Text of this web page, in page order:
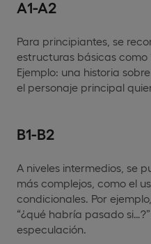
A1-A2
Para principiantes, se
estructuras básicas como
Ejemplo: una historia
el personaje principal
B1-B2
A niveles intermedios, se
más complejos, como el
condicionales. Por
“¿qué habría pasado
especulación.